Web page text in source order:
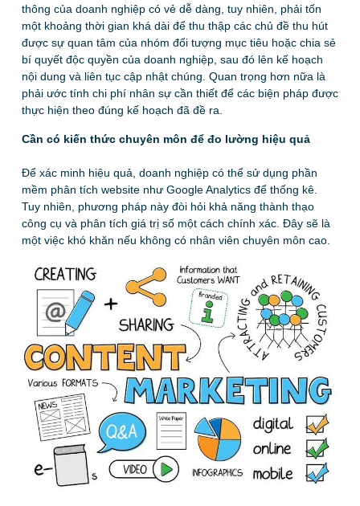
thông của doanh nghiệp có vẻ dễ dàng, tuy nhiên, phải tốn
một khoảng thời gian khá dài để thu thập các chủ đề thu hút
được sự quan tâm của nhóm đối tượng mục tiêu hoặc chia sẻ
bí quyết độc quyền của doanh nghiệp, sau đó lên kế hoạch
nội dung và liên tục cập nhật chúng. Quan trọng hơn nữa là
phải ước tính chi phí nhân sự cần thiết để các biện pháp được
thực hiện theo đúng kế hoạch đã đề ra.
Cần có kiến ​​thức chuyên môn để đo lường hiệu quả
Để xác minh hiệu quả, doanh nghiệp có thể sử dụng phần
mềm phân tích website như Google Analytics để thống kê.
Tuy nhiên, phương pháp này đòi hỏi khả năng thành thạo
công cụ và phân tích giá trị số một cách chính xác. Đây sẽ là
một việc khó khăn nếu không có nhân viên chuyên môn cao.